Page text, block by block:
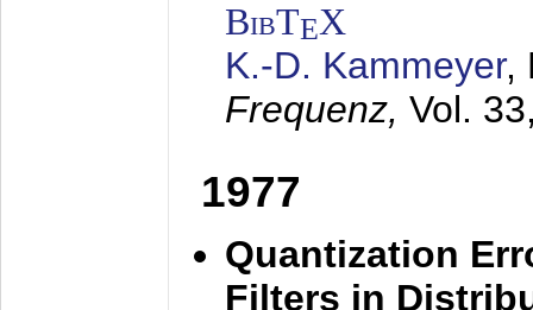
BibTEX
K.-D. Kammeyer,
Frequenz, Vol.
1977
Quantization
Filters in